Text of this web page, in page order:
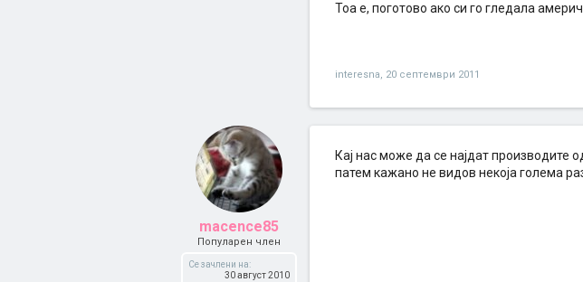
Тоа е, поготово ако си го гледала
interesna, 20 септември 2011
macence85
Популарен член
Се зачлени на:
30 август 2010
Кај нас може да се најдат производите
патем кажано не видов некоја голема